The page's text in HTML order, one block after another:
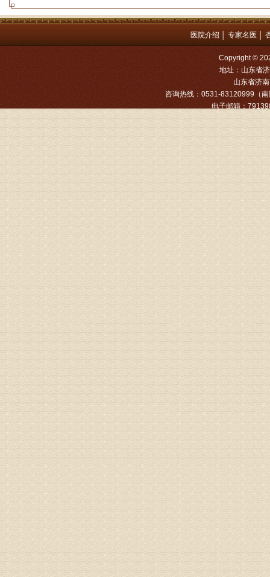
姓名：
病情描
专家回
姓名：
病情描
专家回
姓名：
病情描
专家回
由于你
来院就
姓名
病情描
由于来
姓名
专家回
液，同
外用、
姓名：
专家回
的检查
济南杏
术，无
由于专
姓名：
病情描
医院介绍 专家名医
Copyright ©
地址：山东省
山东省济南
咨询热线：0531-83120999（
电子邮箱：